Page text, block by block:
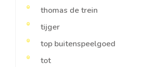
thomas de trein
tijger
top buitenspeelgoed
tot